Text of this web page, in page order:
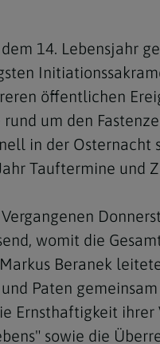
14. Lebensjahr
öffentlichen
um den
in der
Tauftermine und
womit die
Beranek
Paten
Ernsthaftigkeit
sowie die